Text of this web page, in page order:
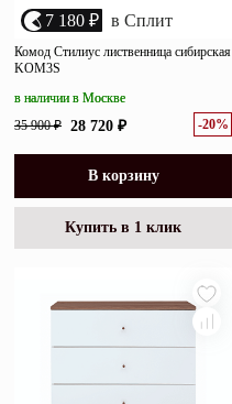
7 180 ₽ в Сплит
Комод Стилиус лиственница сибирская
KOM3S
35 900 ₽ 28 720 ₽ -20%
в наличии в Москве
В корзину
Купить в 1 клик